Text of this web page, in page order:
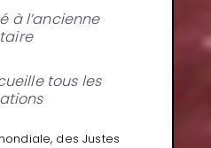
à l’ancienne
tous les
des Justes